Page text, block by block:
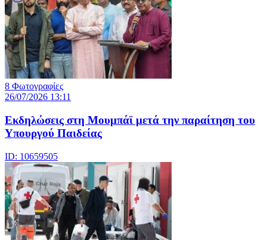
8 Φωτογραφίες
26/07/2026 13:11
Eκδηλώσεις στη Μουμπάϊ μετά την παραίτηση του
Υπουργού Παιδείας
ID: 10659505